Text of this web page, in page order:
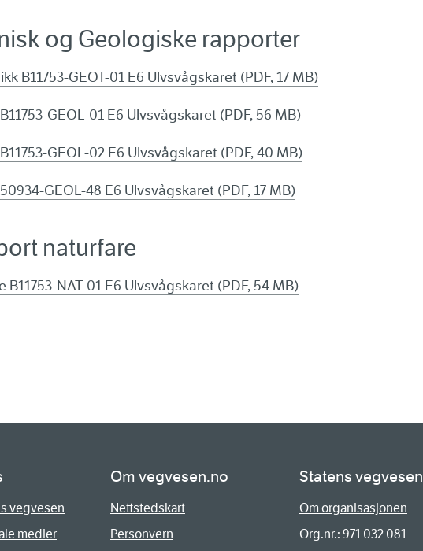
og Geologiske rapporter
B11753-GEOT-01 E6 Ulvsvågskaret (PDF, 17 MB)
GEOL-01 E6 Ulvsvågskaret (PDF, 56 MB)
GEOL-02 E6 Ulvsvågskaret (PDF, 40 MB)
GEOL-48 E6 Ulvsvågskaret (PDF, 17 MB)
naturfare
B11753-NAT-01 E6 Ulvsvågskaret (PDF, 54 MB)
vegvesen
medier
Om vegvesen.no
Nettstedskart
Personvern
Statens vegvesen
Om organisasjonen
Org.nr.: 971 032 081